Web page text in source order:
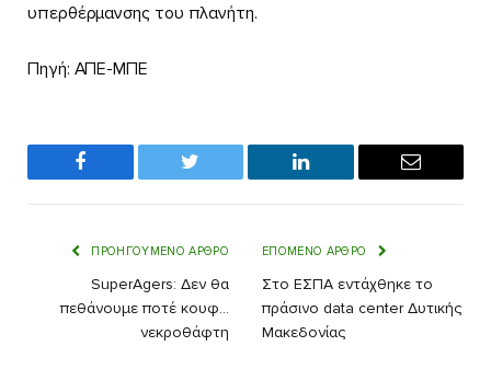
υπερθέρμανσης του πλανήτη.
Πηγή: ΑΠΕ-ΜΠΕ
Facebook Twitter LinkedIn Email
ΠΡΟΗΓΟΎΜΕΝΟ ΆΡΘΡΟ
SuperAgers: Δεν θα
πεθάνουμε ποτέ κουφ…
νεκροθάφτη
ΕΠΌΜΕΝΟ ΆΡΘΡΟ
Στο ΕΣΠΑ εντάχθηκε το
πράσινο data center Δυτικής
Μακεδονίας